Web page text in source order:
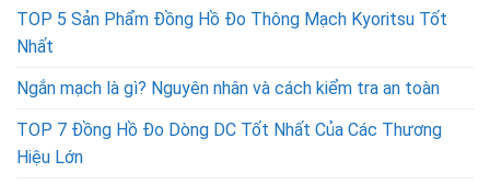
TOP 5 Sản Phẩm Đồng Hồ Đo Thông Mạch Kyoritsu Tốt
Nhất
Ngắn mạch là gì? Nguyên nhân và cách kiểm tra an toàn
TOP 7 Đồng Hồ Đo Dòng DC Tốt Nhất Của Các Thương
Hiệu Lớn